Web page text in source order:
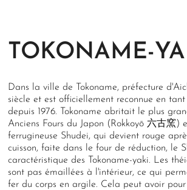
TOKONAME-
Dans la ville de Tokoname, préfecture
siècle et est officiellement reconnue en
depuis 1976. Tokoname abritait le plus
Anciens Fours du Japon (Rokkoyō 六古窯)
ferrugineuse Shudei, qui devient rouge
cuisson, faite dans le four de réduction, le
caractéristique des Tokoname-yaki. Les
sont pas émaillées à l'intérieur, ce qui
fer du corps en argile. Cela peut avoir